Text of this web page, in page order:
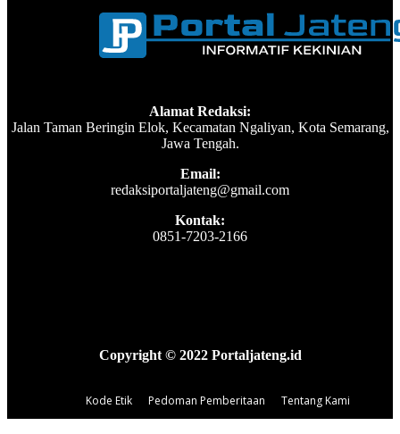
Alamat Redaksi:
Jalan Taman Beringin Elok, Kecamatan Ngaliyan, Kota Semarang,
Jawa Tengah.
Email:
redaksiportaljateng@gmail.com
Kontak:
0851-7203-2166
Copyright © 2022 Portaljateng.id
Kode Etik Pedoman Pemberitaan Tentang Kami